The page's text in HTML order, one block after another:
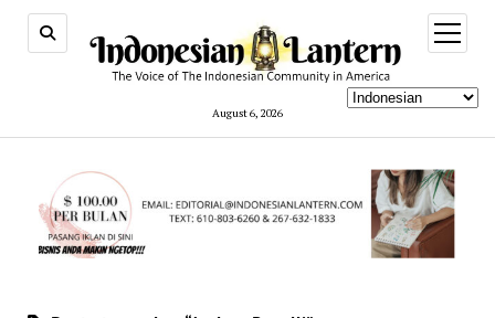
August 6, 2026
open
menu